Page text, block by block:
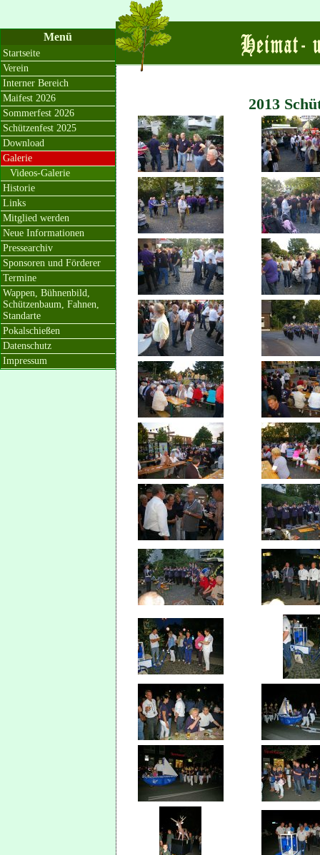
2013
Menü
Startseite
Verein
Interner Bereich
Maifest 2026
Sommerfest 2026
Schützenfest 2025
Download
Galerie
Videos-Galerie
Historie
Links
Mitglied werden
Neue Informationen
Pressearchiv
Sponsoren und Förderer
Termine
Wappen, Bühnenbild,
Schützenbaum, Fahnen,
Standarte
Pokalschießen
Datenschutz
Impressum